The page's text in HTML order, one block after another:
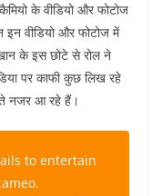
के वीडियो और फोटोज
इन वीडियो और फोटोज में
के इस छोटे से रोल ने
पर काफी कुछ लिख रहे
नजर आ रहे हैं।
to entertain